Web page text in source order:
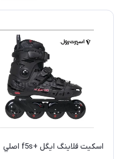
اسكيت فلاينگ ايگل +f5s اصلي